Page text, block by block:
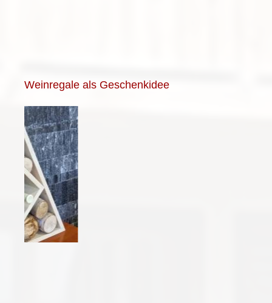
Weinregale als Geschenkidee